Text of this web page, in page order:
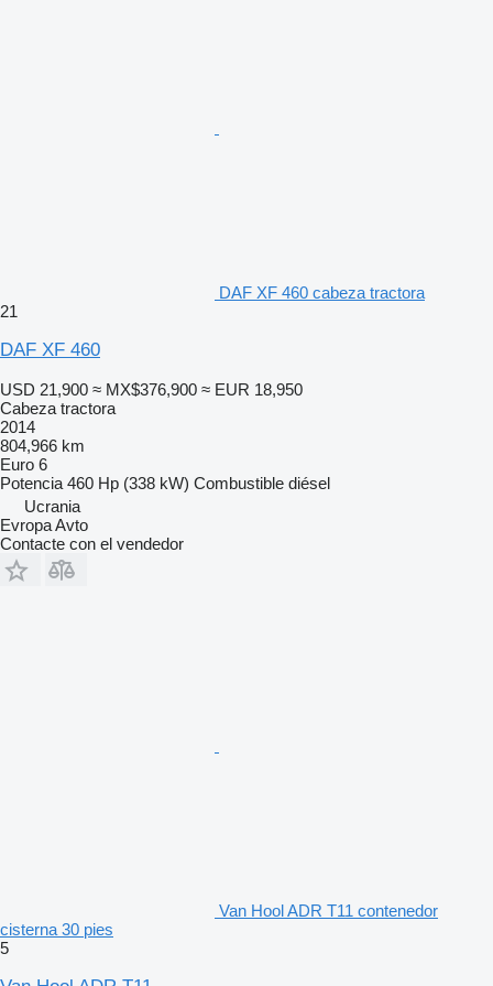
DAF XF 460 cabeza tractora
21
DAF XF 460
USD 21,900 ≈ MX$376,900 ≈ EUR 18,950
Cabeza tractora
2014
804,966 km
Euro 6
Potencia 460 Hp (338 kW) Combustible diésel
Ucrania
Evropa Avto
Contacte con el vendedor
Van Hool ADR T11 contenedor
cisterna 30 pies
5